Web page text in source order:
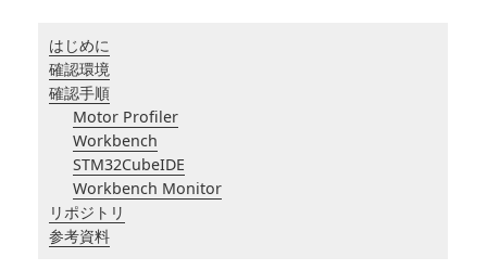
はじめに
確認環境
確認手順
Motor Profiler
Workbench
STM32CubeIDE
Workbench Monitor
リポジトリ
参考資料